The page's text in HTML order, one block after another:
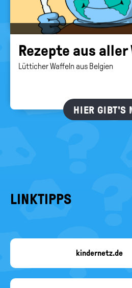
Re­zep­te aus aller
Lütticher Waffeln aus Belgien
HIER GIBT'S
LINKTIPPS
kindernetz.de